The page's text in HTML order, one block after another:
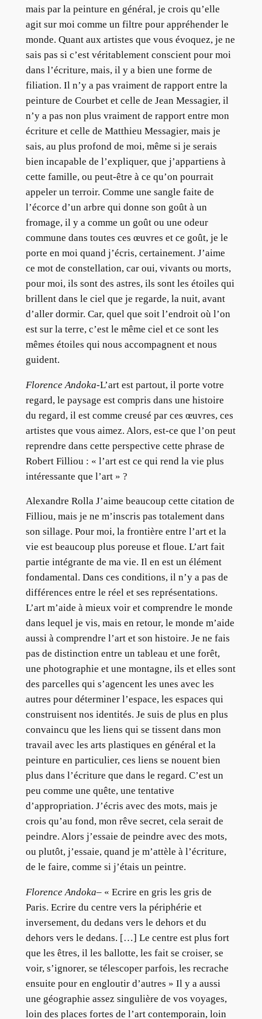
mais par la peinture en général, je crois qu’elle
agit sur moi comme un filtre pour appréhender le
monde. Quant aux artistes que vous évoquez, je ne
sais pas si c’est véritablement conscient pour moi
dans l’écriture, mais, il y a bien une forme de
filiation. Il n’y a pas vraiment de rapport entre la
peinture de Courbet et celle de Jean Messagier, il
n’y a pas non plus vraiment de rapport entre mon
écriture et celle de Matthieu Messagier, mais je
sais, au plus profond de moi, même si je serais
bien incapable de l’expliquer, que j’appartiens à
cette famille, ou peut-être à ce qu’on pourrait
appeler un terroir. Comme une sangle faite de
l’écorce d’un arbre qui donne son goût à un
fromage, il y a comme un goût ou une odeur
commune dans toutes ces œuvres et ce goût, je le
porte en moi quand j’écris, certainement. J’aime
ce mot de constellation, car oui, vivants ou morts,
pour moi, ils sont des astres, ils sont les étoiles qui
brillent dans le ciel que je regarde, la nuit, avant
d’aller dormir. Car, quel que soit l’endroit où l’on
est sur la terre, c’est le même ciel et ce sont les
mêmes étoiles qui nous accompagnent et nous
guident.
Florence Andoka-L’art est partout, il porte votre
regard, le paysage est compris dans une histoire
du regard, il est comme creusé par ces œuvres, ces
artistes que vous aimez. Alors, est-ce que l’on peut
reprendre dans cette perspective cette phrase de
Robert Filliou : « l’art est ce qui rend la vie plus
intéressante que l’art » ?
Alexandre Rolla J’aime beaucoup cette citation de
Filliou, mais je ne m’inscris pas totalement dans
son sillage. Pour moi, la frontière entre l’art et la
vie est beaucoup plus poreuse et floue. L’art fait
partie intégrante de ma vie. Il en est un élément
fondamental. Dans ces conditions, il n’y a pas de
différences entre le réel et ses représentations.
L’art m’aide à mieux voir et comprendre le monde
dans lequel je vis, mais en retour, le monde m’aide
aussi à comprendre l’art et son histoire. Je ne fais
pas de distinction entre un tableau et une forêt,
une photographie et une montagne, ils et elles sont
des parcelles qui s’agencent les unes avec les
autres pour déterminer l’espace, les espaces qui
construisent nos identités. Je suis de plus en plus
convaincu que les liens qui se tissent dans mon
travail avec les arts plastiques en général et la
peinture en particulier, ces liens se nouent bien
plus dans l’écriture que dans le regard. C’est un
peu comme une quête, une tentative
d’appropriation. J’écris avec des mots, mais je
crois qu’au fond, mon rêve secret, cela serait de
peindre. Alors j’essaie de peindre avec des mots,
ou plutôt, j’essaie, quand je m’attèle à l’écriture,
de le faire, comme si j’étais un peintre.
Florence Andoka– « Ecrire en gris les gris de
Paris. Ecrire du centre vers la périphérie et
inversement, du dedans vers le dehors et du
dehors vers le dedans. […] Le centre est plus fort
que les êtres, il les ballotte, les fait se croiser, se
voir, s’ignorer, se télescoper parfois, les recrache
ensuite pour en engloutir d’autres » Il y a aussi
une géographie assez singulière de vos voyages,
loin des places fortes de l’art contemporain, loin